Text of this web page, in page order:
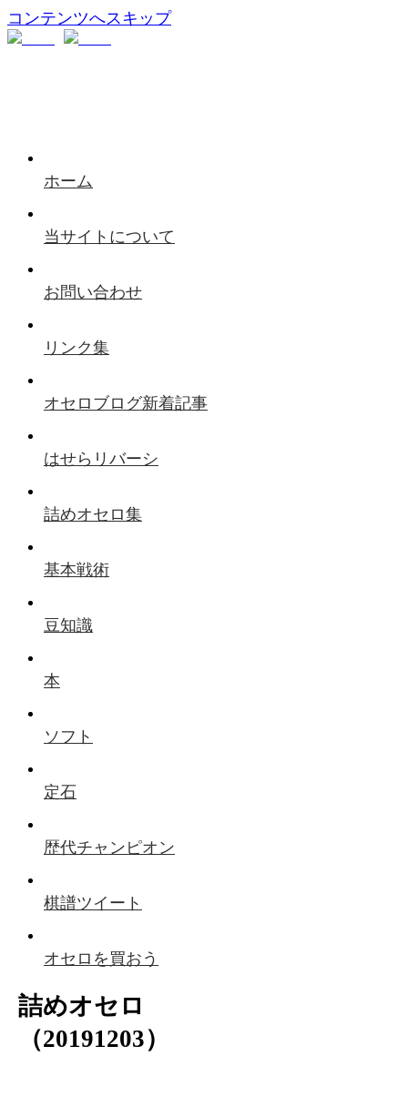
コンテンツへスキップ
ホーム
当サイトについて
お問い合わせ
リンク集
オセロブログ新着記事
はせらリバーシ
詰めオセロ集
基本戦術
豆知識
本
ソフト
定石
歴代チャンピオン
棋譜ツイート
オセロを買おう
詰めオセロ
（20191203）